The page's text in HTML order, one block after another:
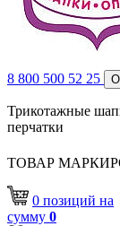
8 800 500 52 25
Трикотажные
перчатки
ТОВАР
0 позиций на
сумму 0